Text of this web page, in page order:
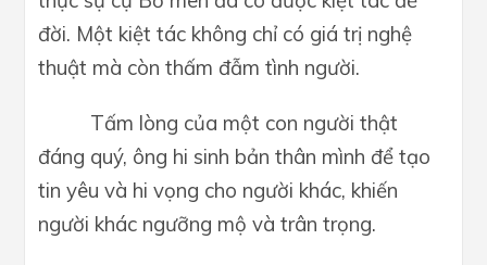
đời. Một kiệt tác không chỉ có giá trị nghệ
thuật mà còn thấm đẫm tình người.
Tấm lòng của một con người thật
đáng quý, ông hi sinh bản thân mình để tạo
tin yêu và hi vọng cho người khác, khiến
người khác ngưỡng mộ và trân trọng.